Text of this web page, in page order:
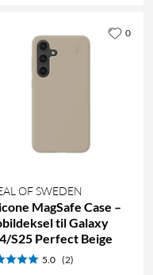
OF SWEDEN
MagSafe Case –
til Galaxy
S25 Perfect Beige
5.0 (2)
0